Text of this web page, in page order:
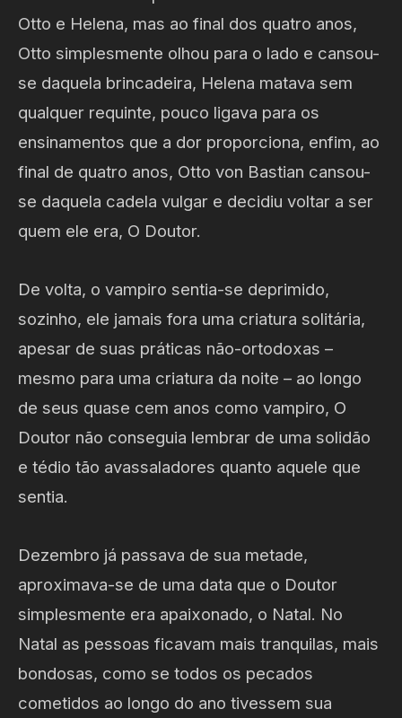
Otto e Helena, mas ao final dos quatro anos,
Otto simplesmente olhou para o lado e cansou-
se daquela brincadeira, Helena matava sem
qualquer requinte, pouco ligava para os
ensinamentos que a dor proporciona, enfim, ao
final de quatro anos, Otto von Bastian cansou-
se daquela cadela vulgar e decidiu voltar a ser
quem ele era, O Doutor.
De volta, o vampiro sentia-se deprimido,
sozinho, ele jamais fora uma criatura solitária,
apesar de suas práticas não-ortodoxas –
mesmo para uma criatura da noite – ao longo
de seus quase cem anos como vampiro, O
Doutor não conseguia lembrar de uma solidão
e tédio tão avassaladores quanto aquele que
sentia.
Dezembro já passava de sua metade,
aproximava-se de uma data que o Doutor
simplesmente era apaixonado, o Natal. No
Natal as pessoas ficavam mais tranquilas, mais
bondosas, como se todos os pecados
cometidos ao longo do ano tivessem sua